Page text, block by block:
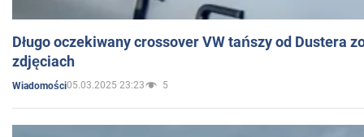
Długo oczekiwany crossover VW tańszy od Dustera
zdjęciach
Wiadomości05.03.2025 23:23 5